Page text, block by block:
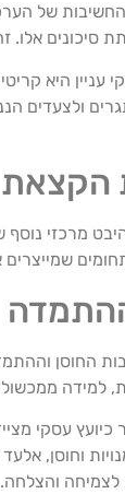
של
אלו.
עניין היא
ולצעדים
מרכזי נוסף
החוסן
כיועץ עסקי
וחוסן,
לצמיחה והצלחה.